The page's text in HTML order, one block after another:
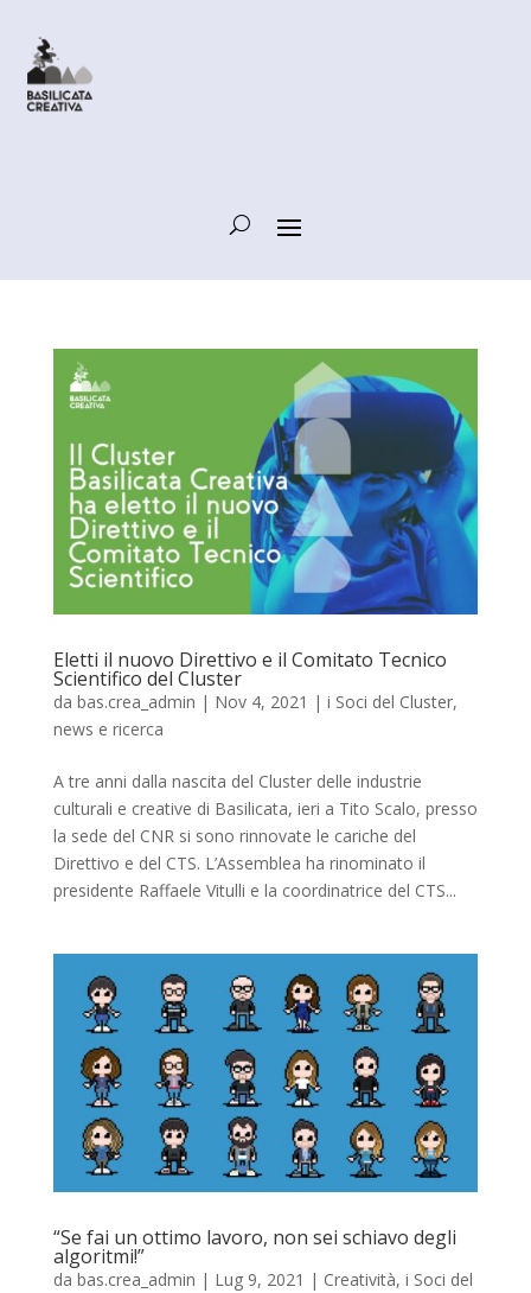
Eletti il nuovo Direttivo e il Comitato Tecnico
Scientifico del Cluster
da bas.crea_admin | Nov 4, 2021 | i Soci del Cluster,
news e ricerca
A tre anni dalla nascita del Cluster delle industrie
culturali e creative di Basilicata, ieri a Tito Scalo, presso
la sede del CNR si sono rinnovate le cariche del
Direttivo e del CTS. L’Assemblea ha rinominato il
presidente Raffaele Vitulli e la coordinatrice del CTS...
“Se fai un ottimo lavoro, non sei schiavo degli
algoritmi!”
da bas.crea_admin | Lug 9, 2021 | Creatività, i Soci del